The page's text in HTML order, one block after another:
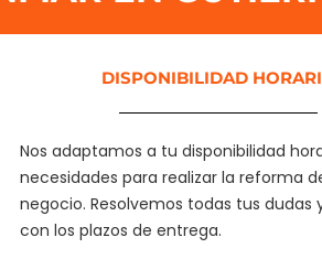
DISPONIBILIDAD
Nos adaptamos a tu disponibilidad
necesidades para realizar la reforma
negocio. Resolvemos todas tus dudas
con los plazos de entrega.